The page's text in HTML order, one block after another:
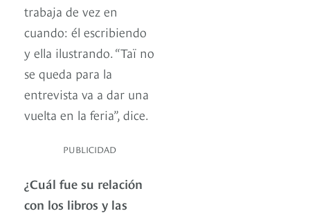
trabaja de vez en
cuando: él escribiendo
y ella ilustrando. “Taï no
se queda para la
entrevista va a dar una
vuelta en la feria”, dice.
PUBLICIDAD
¿Cuál fue su relación
con los libros y las